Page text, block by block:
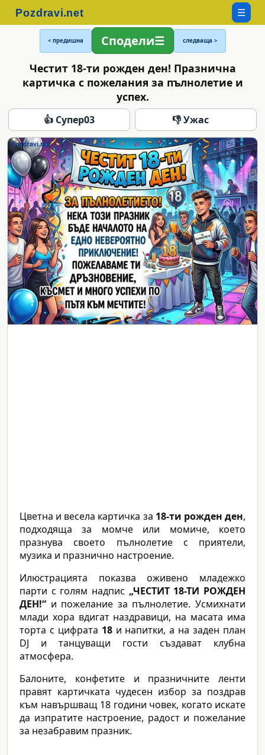
☰
< предишна Сподели следваща >
Честит 18-ти рожден ден! Празнична
картичка с пожелания за пълнолетие и
успех.
👍 Супер03 👎 Ужас
Цветна и весела картичка за 18-ти рожден ден,
подходяща за момче или момиче, което
празнува своето пълнолетие с приятели,
музика и празнично настроение.
Илюстрацията показва оживено младежко
парти с голям надпис „ЧЕСТИТ 18-ТИ РОЖДЕН
ДЕН!“ и пожелание за пълнолетие. Усмихнати
млади хора вдигат наздравици, на масата има
торта с цифрата 18и напитки, а на заден план
DJ и танцуващи гости създават клубна
атмосфера.
Балоните, конфетите и празничните ленти
правят картичката чудесен избор за поздрав
към навършващ 18 години човек, когато искате
да изпратите настроение, радост и пожелание
за незабравим празник.